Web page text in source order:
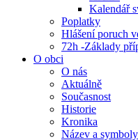
Kalendář
Poplatky
Hlášení poruch
72h -Základy
O obci
O nás
Aktuálně
Současnost
Historie
Kronika
Název a symboly